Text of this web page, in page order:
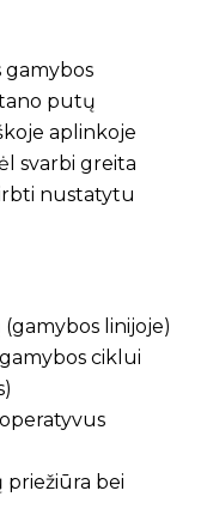
gamybos
putų
aplinkoje
svarbi greita
nustatytu
linijoje)
ciklui
bei